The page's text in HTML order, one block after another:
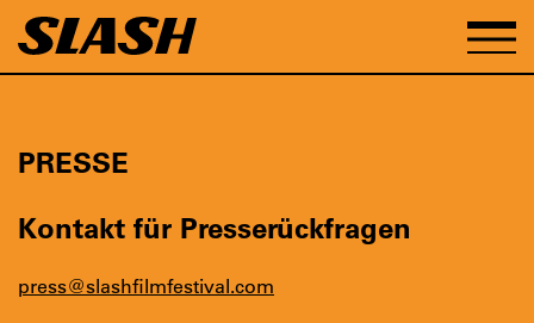
PRESSE
Kontakt für Presserückfragen
press@slashfilmfestival.com